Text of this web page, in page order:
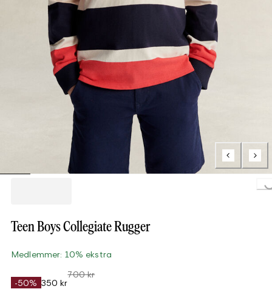
Loading...
Teen Boys Collegiate Rugger
Medlemmer: 10% ekstra
-50% 350 kr
700 kr